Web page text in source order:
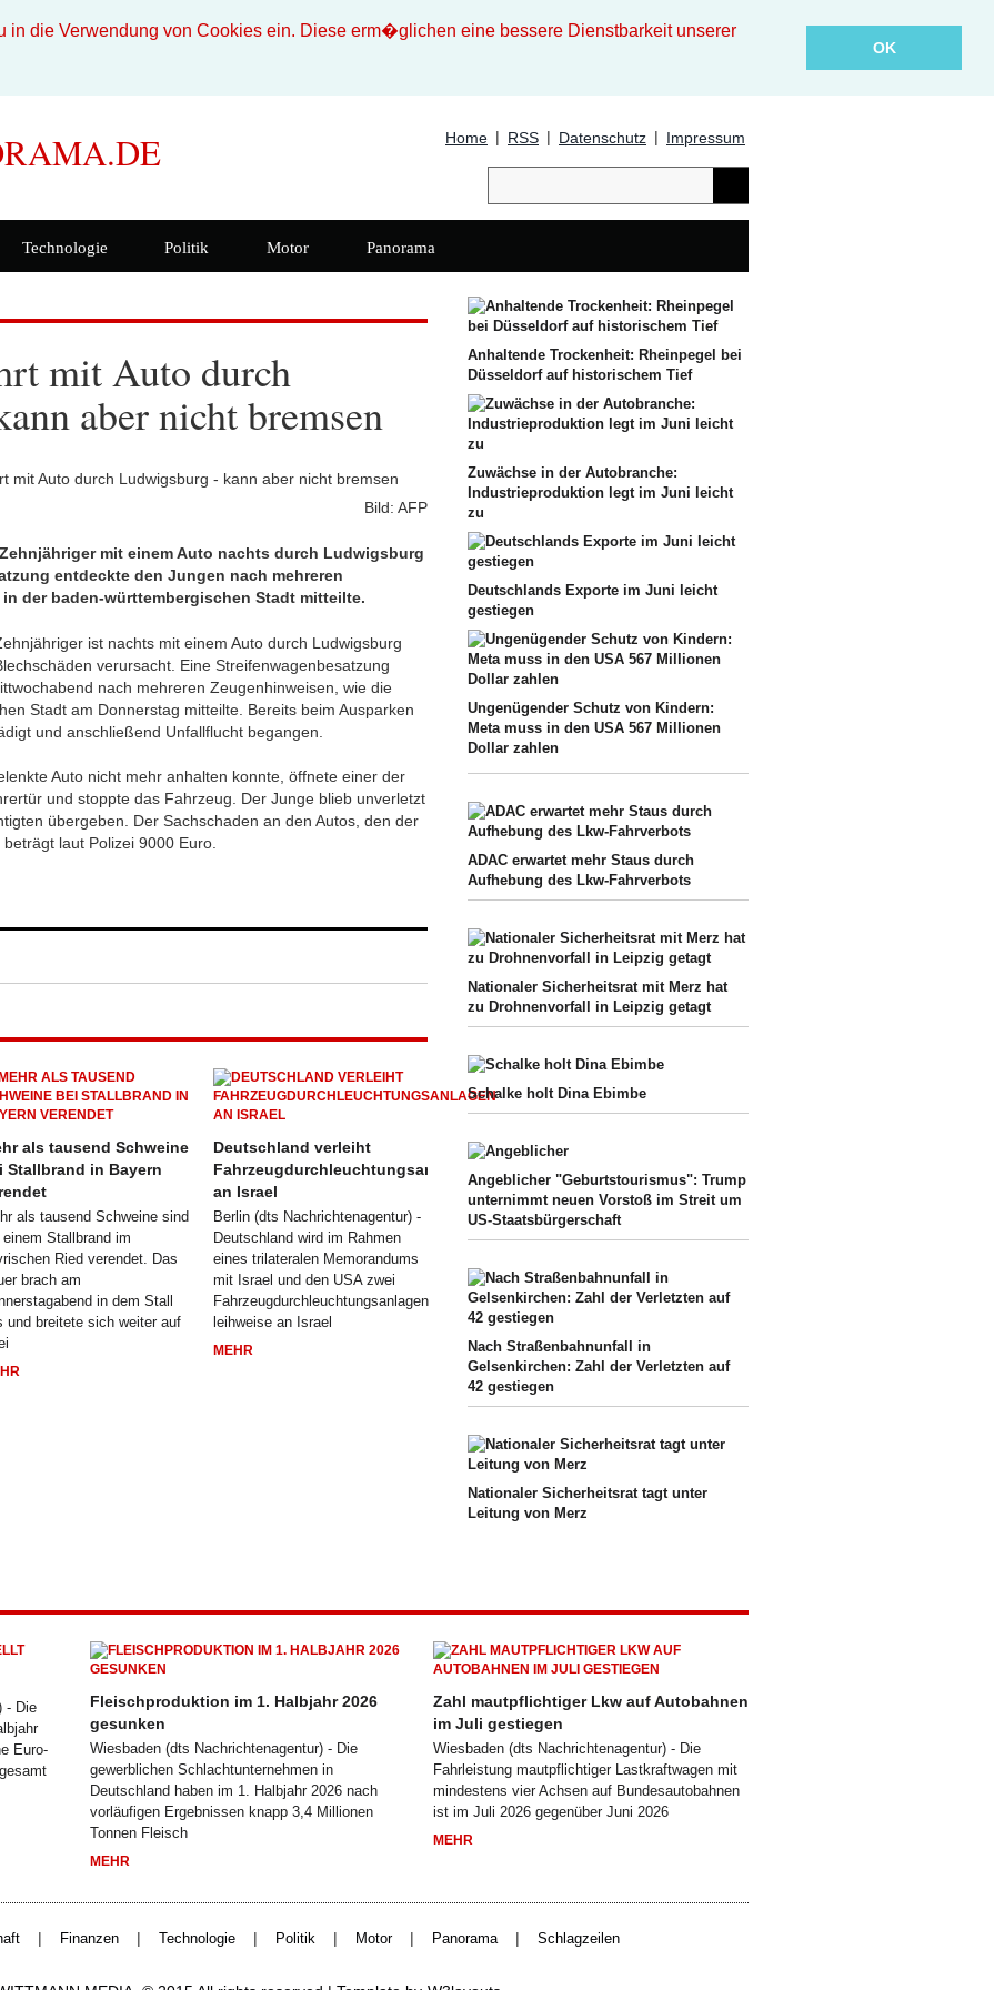
in die Verwendung von Cookies ein. Diese erm�glichen eine bessere Dienstbarkeit unserer
OK
Home | RSS | Datenschutz | Impressum
Technologie Politik Motor Panorama
mit Auto durch
aber nicht bremsen
Bild: AFP
mit einem Auto nachts durch Ludwigsburg
entdeckte den Jungen nach mehreren
der baden-württembergischen Stadt mitteilte.
ist nachts mit einem Auto durch Ludwigsburg
verursacht. Eine Streifenwagenbesatzung
nach mehreren Zeugenhinweisen, wie die
Stadt am Donnerstag mitteilte. Bereits beim Ausparken
und anschließend Unfallflucht begangen.
Auto nicht mehr anhalten konnte, öffnete einer der
und stoppte das Fahrzeug. Der Junge blieb unverletzt
übergeben. Der Sachschaden an den Autos, den der
laut Polizei 9000 Euro.
als tausend Schweine
Stallbrand in Bayern
als tausend Schweine sind
einem Stallbrand im
Ried verendet. Das
brach am
in dem Stall
und breitete sich weiter auf
Deutschland verleiht
Fahrzeugdurchleuchtungsanlagen
an Israel
Berlin (dts Nachrichtenagentur) -
Deutschland wird im Rahmen
eines trilateralen Memorandums
mit Israel und den USA zwei
Fahrzeugdurchleuchtungsanlagen
leihweise an Israel
MEHR
Anhaltende Trockenheit: Rheinpegel bei
Düsseldorf auf historischem Tief
Zuwächse in der Autobranche:
Industrieproduktion legt im Juni leicht
zu
Deutschlands Exporte im Juni leicht
gestiegen
Ungenügender Schutz von Kindern:
Meta muss in den USA 567 Millionen
Dollar zahlen
ADAC erwartet mehr Staus durch
Aufhebung des Lkw-Fahrverbots
Nationaler Sicherheitsrat mit Merz hat
zu Drohnenvorfall in Leipzig getagt
Schalke holt Dina Ebimbe
Angeblicher "Geburtstourismus": Trump
unternimmt neuen Vorstoß im Streit um
US-Staatsbürgerschaft
Nach Straßenbahnunfall in
Gelsenkirchen: Zahl der Verletzten auf
42 gestiegen
Nationaler Sicherheitsrat tagt unter
Leitung von Merz
- Die
Euro-
Fleischproduktion im 1. Halbjahr 2026
gesunken
Wiesbaden (dts Nachrichtenagentur) - Die
gewerblichen Schlachtunternehmen in
Deutschland haben im 1. Halbjahr 2026 nach
vorläufigen Ergebnissen knapp 3,4 Millionen
Tonnen Fleisch
MEHR
Zahl mautpflichtiger Lkw auf Autobahnen
im Juli gestiegen
Wiesbaden (dts Nachrichtenagentur) - Die
Fahrleistung mautpflichtiger Lastkraftwagen mit
mindestens vier Achsen auf Bundesautobahnen
ist im Juli 2026 gegenüber Juni 2026
MEHR
| Finanzen | Technologie | Politik | Motor | Panorama | Schlagzeilen